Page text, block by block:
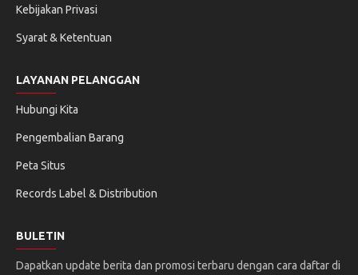
Kebijakan Privasi
Syarat & Ketentuan
LAYANAN PELANGGAN
Hubungi Kita
Pengembalian Barang
Peta Situs
Records Label & Distribution
BULETIN
Dapatkan update berita dan promosi terbaru dengan cara daftar di